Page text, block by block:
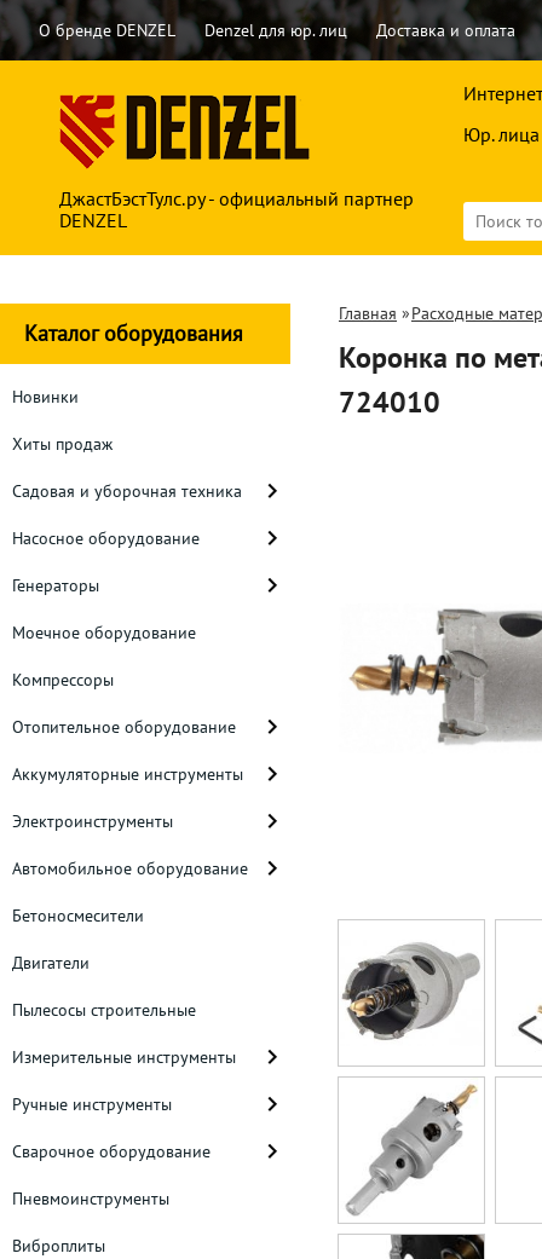
О бренде DENZEL Denzel для юр. лиц Доставка и оплата
ДжастБэстТулс.ру - официальный партнер
DENZEL
Юр. лица
Каталог оборудования
Новинки
Хиты продаж
Садовая и уборочная техника
Насосное оборудование
Генераторы
Моечное оборудование
Компрессоры
Отопительное оборудование
Аккумуляторные инструменты
Электроинструменты
Автомобильное оборудование
Бетоносмесители
Двигатели
Пылесосы строительные
Измерительные инструменты
Ручные инструменты
Сварочное оборудование
Пневмоинструменты
Виброплиты
Главная »Расходные
Коронка по
724010